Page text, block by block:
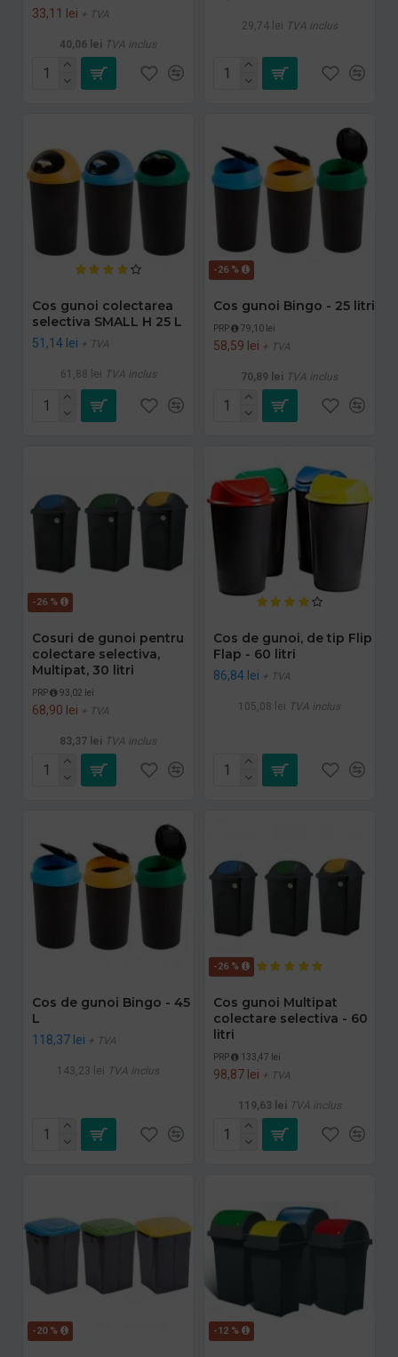
33,11 lei + TVA
40,06 lei TVA inclus
29,74 lei TVA inclus
Cos gunoi colectarea
selectiva SMALL H 25 L
51,14 lei + TVA
61,88 lei TVA inclus
-26 %
Cos gunoi Bingo - 25 litri
PRP 79,10 lei
58,59 lei + TVA
70,89 lei TVA inclus
-26 %
Cosuri de gunoi pentru
colectare selectiva,
Multipat, 30 litri
PRP 93,02 lei
68,90 lei + TVA
83,37 lei TVA inclus
Cos de gunoi, de tip Flip
Flap - 60 litri
86,84 lei + TVA
105,08 lei TVA inclus
Cos de gunoi Bingo - 45
L
118,37 lei + TVA
143,23 lei TVA inclus
-26 %
Cos gunoi Multipat
colectare selectiva - 60
litri
PRP 133,47 lei
98,87 lei + TVA
119,63 lei TVA inclus
-20 % -12 %